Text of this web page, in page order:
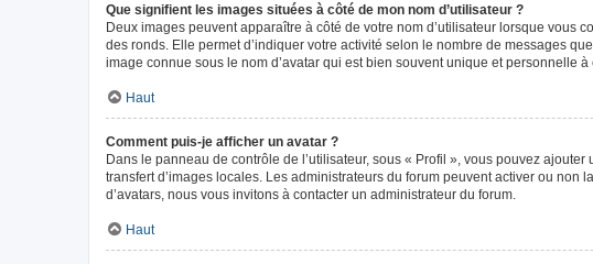
Que signifient les images situées à côté de mon nom d’utilisateur ?
Deux images peuvent apparaître à côté de votre nom d’utilisateur lorsque vous
des ronds. Elle permet d’indiquer votre activité selon le nombre de messages
image connue sous le nom d’avatar qui est bien souvent unique et personnelle à
Haut
Comment puis-je afficher un avatar ?
Dans le panneau de contrôle de l’utilisateur, sous « Profil », vous pouvez
transfert d’images locales. Les administrateurs du forum peuvent activer ou
d’avatars, nous vous invitons à contacter un administrateur du forum.
Haut